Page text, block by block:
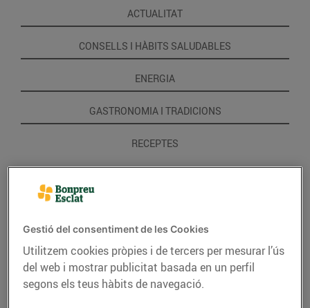
ACTUALITAT
CONSELLS I HÀBITS SALUDABLES
ENERGIA
GASTRONOMIA I TRADICIONS
RECEPTES
Gestió del consentiment de les Cookies
Utilitzem cookies pròpies i de tercers per mesurar l’ús
del web i mostrar publicitat basada en un perfil
segons els teus hàbits de navegació.